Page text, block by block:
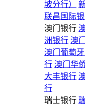
坡分行）
联昌国际
澳门银行
洲银行 澳
澳门葡萄
行 澳门华
大丰银行
行
瑞士银行